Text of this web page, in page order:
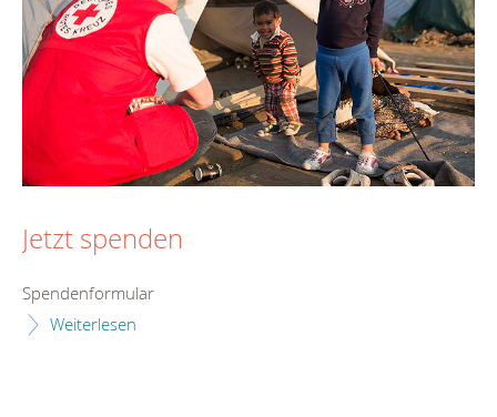
Jetzt spenden
Spendenformular
Weiterlesen